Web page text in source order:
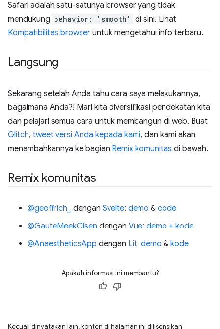
Safari adalah satu-satunya browser yang tidak
mendukung behavior: 'smooth'
di sini. Lihat
Kompatibilitas browser untuk mengetahui info terbaru.
Langsung
Sekarang setelah Anda tahu cara saya melakukannya,
bagaimana Anda?! Mari kita diversifikasi pendekatan kita
dan pelajari semua cara untuk membangun di web. Buat
Glitch, tweet versi Anda kepada kami, dan kami akan
menambahkannya ke bagian Remix komunitas di bawah.
Remix komunitas
@geoffrich_ dengan Svelte: demo & code
@GauteMeekOlsen dengan Vue: demo + kode
@AnaestheticsApp dengan Lit: demo & kode
Apakah informasi ini membantu?
Kecuali dinyatakan lain, konten di halaman ini dilisensikan